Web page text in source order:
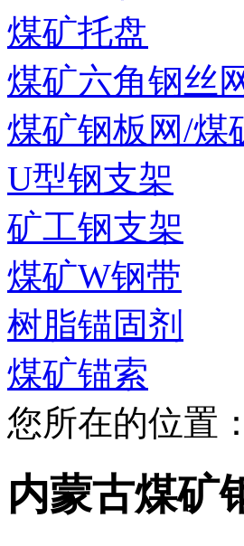
煤矿托盘
煤矿六角钢丝
煤矿钢板网/煤
U型钢支架
矿工钢支架
煤矿W钢带
树脂锚固剂
煤矿锚索
您所在的位置：
内蒙古煤矿